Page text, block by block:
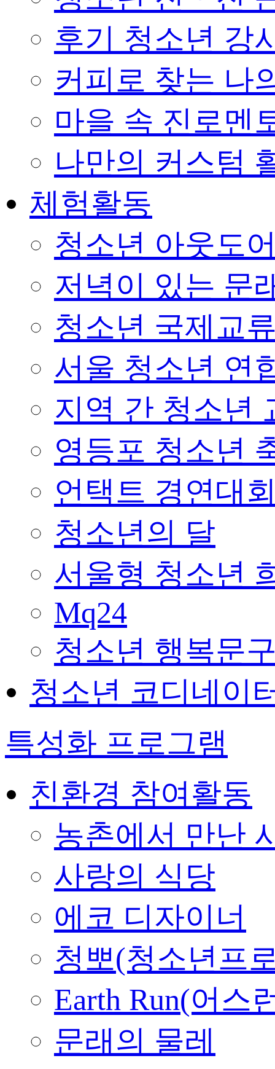
후기 청소년 강
커피로 찾는 나
마을 속 진로멘
나만의 커스텀
체험활동
청소년 아웃도
저녁이 있는 문
청소년 국제교
서울 청소년 연
지역 간 청소년
영등포 청소년
언택트 경연대
청소년의 달
서울형 청소년
Mq24
청소년 행복문
청소년 코디네이
특성화 프로그램
친환경 참여활동
농촌에서 만난
사랑의 식당
에코 디자이너
청뽀(청소년프
Earth Run(어스
문래의 물레